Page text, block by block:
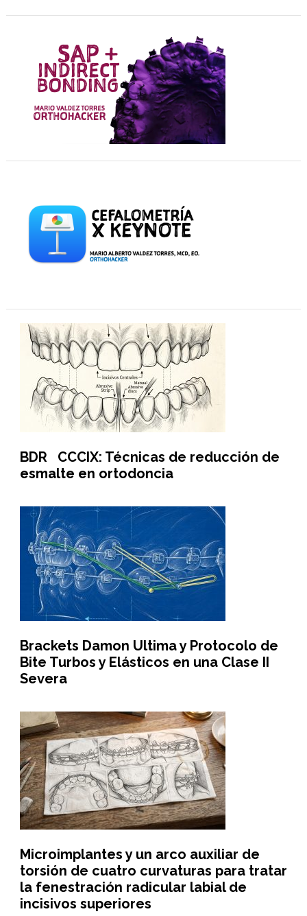
BDR CCCIX: Técnicas de reducción de
esmalte en ortodoncia
Brackets Damon Ultima y Protocolo de
Bite Turbos y Elásticos en una Clase II
Severa
Microimplantes y un arco auxiliar de
torsión de cuatro curvaturas para tratar
la fenestración radicular labial de
incisivos superiores